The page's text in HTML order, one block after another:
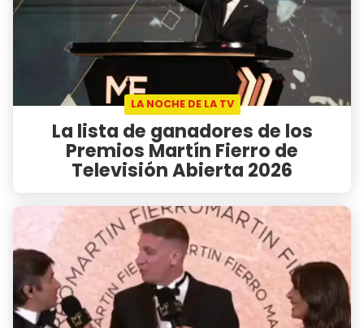
LA NOCHE DE LA TV
La lista de ganadores de los
Premios Martín Fierro de
Televisión Abierta 2026